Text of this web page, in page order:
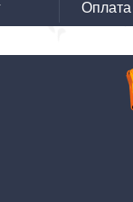
Оплата